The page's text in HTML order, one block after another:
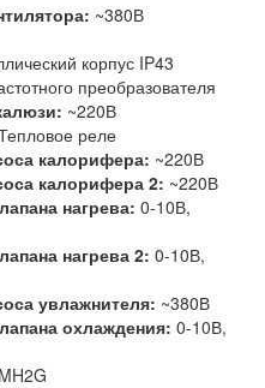
~380В
корпус IP43
преобразователя
~220В
реле
калорифера: ~220В
калорифера 2: ~220В
нагрева: 0-10В,
нагрева 2: 0-10В,
увлажнителя: ~380В
охлаждения: 0-10В,